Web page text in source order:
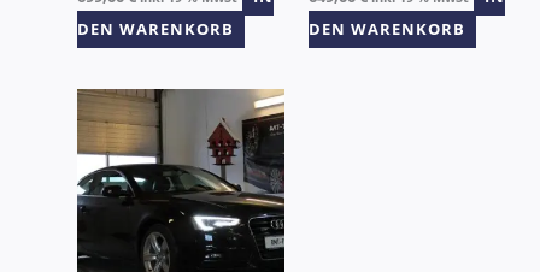
DEN WARENKORB
DEN WARENKORB